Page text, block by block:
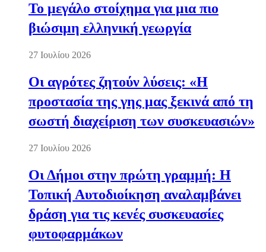
Το μεγάλο στοίχημα για μια πιο
βιώσιμη ελληνική γεωργία
27 Ιουλίου 2026
Οι αγρότες ζητούν λύσεις: «Η
προστασία της γης μας ξεκινά από τη
σωστή διαχείριση των συσκευασιών»
27 Ιουλίου 2026
Οι Δήμοι στην πρώτη γραμμή: Η
Τοπική Αυτοδιοίκηση αναλαμβάνει
δράση για τις κενές συσκευασίες
φυτοφαρμάκων